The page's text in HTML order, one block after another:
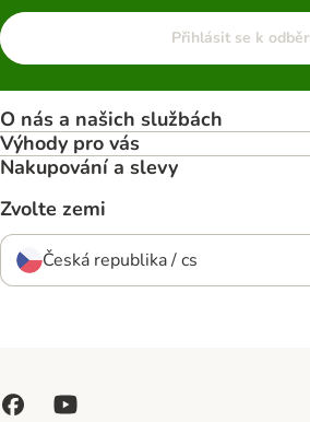
Přihlásit se k
O nás a našich službách
Výhody pro vás
Nakupování a slevy
Zvolte zemi
Česká republika / cs